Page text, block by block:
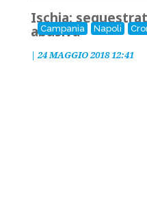
Campania Napoli
Ischia:
abusiva
| 24 MAGGIO 2018 12:41